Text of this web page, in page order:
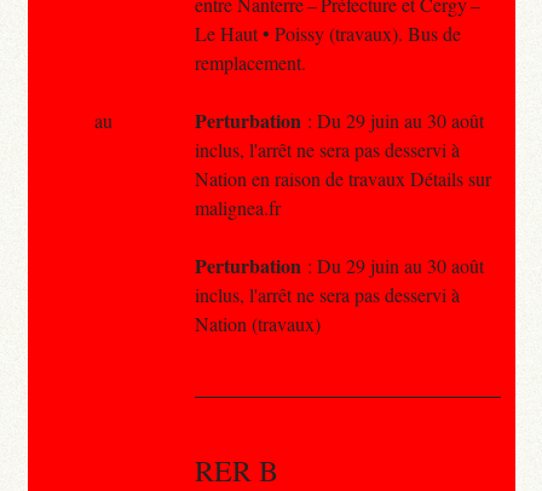
Le Haut • Poissy (travaux). Bus de
remplacement.
Perturbation : Du 29 juin au 30 août
inclus, l'arrêt ne sera pas desservi à
Nation en raison de travaux Détails sur
malignea.fr
Perturbation : Du 29 juin au 30 août
inclus, l'arrêt ne sera pas desservi à
Nation (travaux)
RER B
au